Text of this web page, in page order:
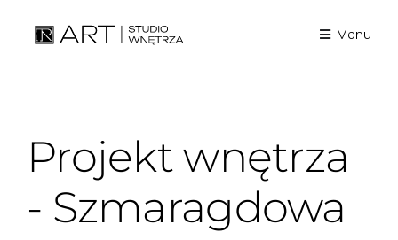
content
Menu
Projekt wnętrza
- Szmaragdowa